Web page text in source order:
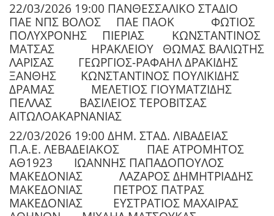
22/03/2026 19:00 ΠΑΝΘΕΣΣΑΛΙΚΟ ΣΤΑΔΙΟ
ΠΑΕ ΝΠΣ ΒΟΛΟΣ
ΠΑΕ ΠΑΟΚ
ΦΩΤΙΟΣ
ΠΟΛΥΧΡΟΝΗΣ
ΠΙΕΡΙΑΣ
ΚΩΝΣΤΑΝΤΙΝΟΣ
ΜΑΤΣΑΣ
ΗΡΑΚΛΕΙΟΥ
ΘΩΜΑΣ ΒΑΛΙΩΤΗΣ
ΛΑΡΙΣΑΣ
ΓΕΩΡΓΙΟΣ-ΡΑΦΑΗΛ ΔΡΑΚΙΔΗΣ
ΞΑΝΘΗΣ
ΚΩΝΣΤΑΝΤΙΝΟΣ ΠΟΥΛΙΚΙΔΗΣ
ΔΡΑΜΑΣ
ΜΕΛΕΤΙΟΣ ΓΙΟΥΜΑΤΖΙΔΗΣ
ΠΕΛΛΑΣ
ΒΑΣΙΛΕΙΟΣ ΤΕΡΟΒΙΤΣΑΣ
ΑΙΤΩΛΟΑΚΑΡΝΑΝΙΑΣ
22/03/2026 19:00 ΔΗΜ. ΣΤΑΔ. ΛΙΒΑΔΕΙΑΣ
Π.Α.Ε. ΛΕΒΑΔΕΙΑΚΟΣ
ΠΑΕ ΑΤΡΟΜΗΤΟΣ
ΑΘ1923
ΙΩΑΝΝΗΣ ΠΑΠΑΔΟΠΟΥΛΟΣ
ΜΑΚΕΔΟΝΙΑΣ
ΛΑΖΑΡΟΣ ΔΗΜΗΤΡΙΑΔΗΣ
ΜΑΚΕΔΟΝΙΑΣ
ΠΕΤΡΟΣ ΠΑΤΡΑΣ
ΜΑΚΕΔΟΝΙΑΣ
ΕΥΣΤΡΑΤΙΟΣ ΜΑΧΑΙΡΑΣ